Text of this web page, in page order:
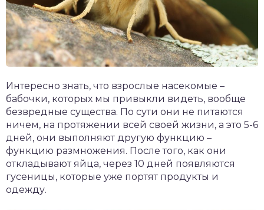
Интересно знать, что взрослые насекомые –
бабочки, которых мы привыкли видеть, вообще
безвредные существа. По сути они не питаются
ничем, на протяжении всей своей жизни, а это 5-6
дней, они выполняют другую функцию –
функцию размножения. После того, как они
откладывают яйца, через 10 дней появляются
гусеницы, которые уже портят продукты и
одежду.